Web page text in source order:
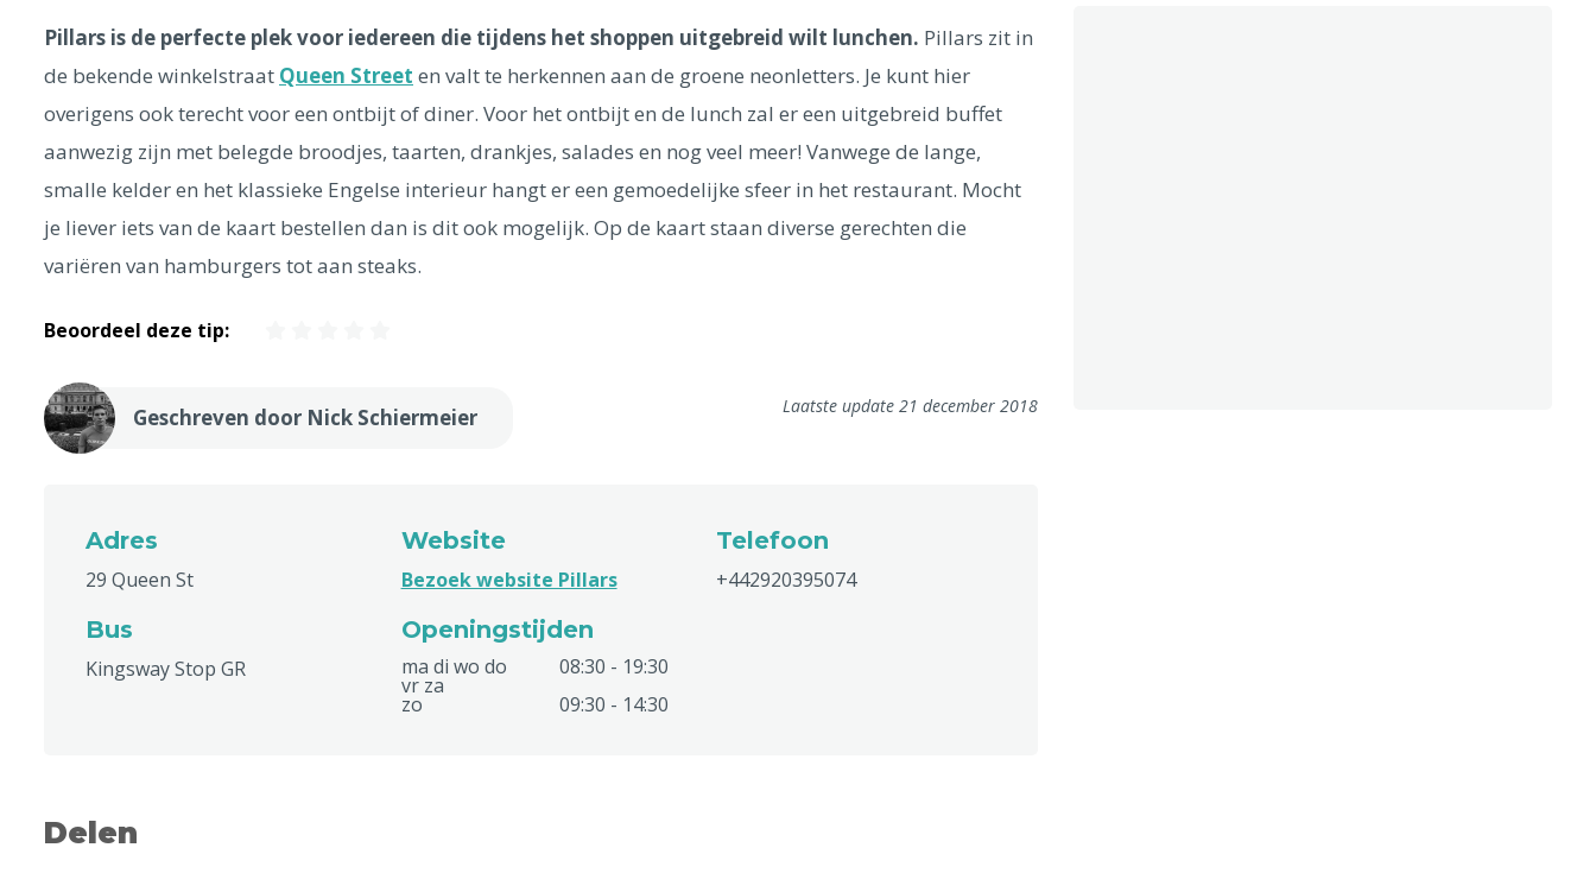
Pillars is de perfecte plek voor iedereen die tijdens het shoppen uitgebreid wilt lunchen. Pillars zit in
de bekende winkelstraat Queen Street en valt te herkennen aan de groene neonletters. Je kunt hier
overigens ook terecht voor een ontbijt of diner. Voor het ontbijt en de lunch zal er een uitgebreid buffet
aanwezig zijn met belegde broodjes, taarten, drankjes, salades en nog veel meer! Vanwege de lange,
smalle kelder en het klassieke Engelse interieur hangt er een gemoedelijke sfeer in het restaurant. Mocht
je liever iets van de kaart bestellen dan is dit ook mogelijk. Op de kaart staan diverse gerechten die
variëren van hamburgers tot aan steaks.
Beoordeel deze tip:
Geschreven door Nick Schiermeier Laatste update 21 december 2018
Adres
29 Queen St
Website
Bezoek website Pillars
Telefoon
+442920395074
Bus
Kingsway Stop GR
Openingstijden
ma di wo do
vr za
08:30 - 19:30
zo
09:30 - 14:30
Delen